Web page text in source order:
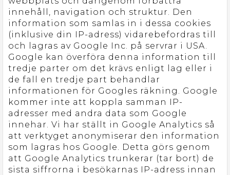
innehåll, navigation och struktur. Den
information som samlas in i dessa cookies
(inklusive din IP-adress) vidarebefordras till
och lagras av Google Inc. på servrar i USA.
Google kan överföra denna information till
tredje parter om det krävs enligt lag eller i
de fall en tredje part behandlar
informationen för Googles räkning. Google
kommer inte att koppla samman IP-
adresser med andra data som Google
innehar. Vi har ställt in Google Analytics så
att verktyget anonymiserar den information
som lagras hos Google. Detta görs genom
att Google Analytics trunkerar (tar bort) de
sista siffrorna i besökarnas IP-adress innan